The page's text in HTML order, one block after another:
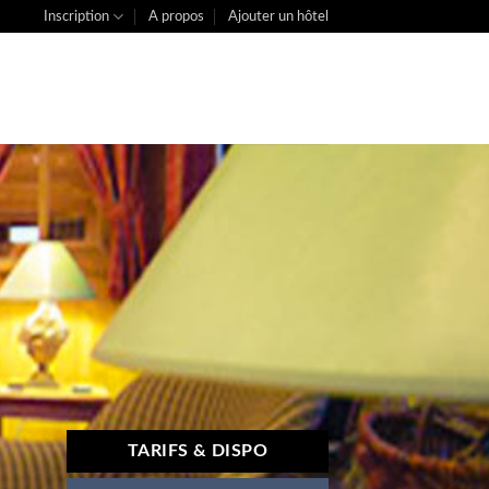
Inscription A propos Ajouter un hôtel
TARIFS & DISPO